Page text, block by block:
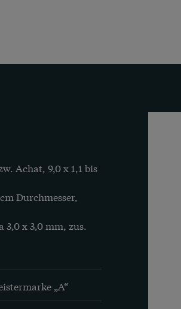
Achat, 9,0 x 1,1 bis
Durchmesser,
3,0 x 3,0 mm, zus.
„A“